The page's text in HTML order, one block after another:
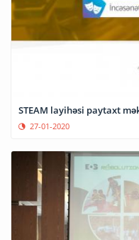
STEAM layihəsi paytaxt
27-01-2020